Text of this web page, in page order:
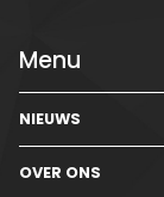
Menu
NIEUWS
OVER ONS